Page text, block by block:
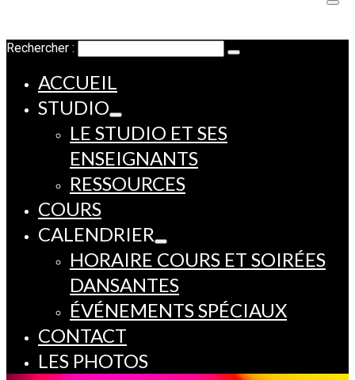
Rechercher :
ACCUEIL
STUDIO
LE STUDIO ET SES
ENSEIGNANTS
RESSOURCES
COURS
CALENDRIER
HORAIRE COURS ET SOIRÉES
DANSANTES
ÉVÉNEMENTS SPÉCIAUX
CONTACT
LES PHOTOS